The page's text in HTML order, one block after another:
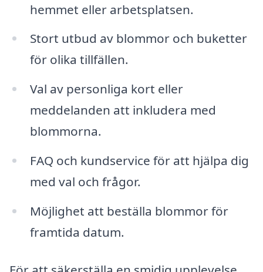
hemmet eller arbetsplatsen.
Stort utbud av blommor och buketter
för olika tillfällen.
Val av personliga kort eller
meddelanden att inkludera med
blommorna.
FAQ och kundservice för att hjälpa dig
med val och frågor.
Möjlighet att beställa blommor för
framtida datum.